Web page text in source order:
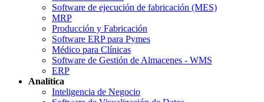
Software de ejecución de fabricación (MES)
MRP
Producción y Fabricación
Software ERP para Pymes
Médico para Clínicas
Software de Gestión de Almacenes - WMS
ERP
Analítica
Inteligencia de Negocio